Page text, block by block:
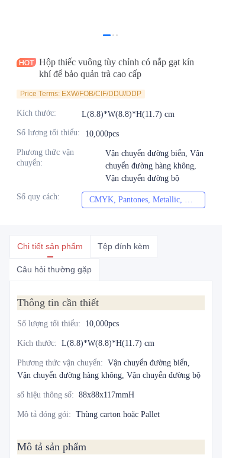
Hộp thiếc vuông tùy chỉnh có nắp gạt kín
khí để bảo quản trà cao cấp
Price Terms: EXW/FOB/CIF/DDU/DDP
Kích thước: L(8.8)*W(8.8)*H(11.7) cm
Số lượng tối thiểu: 10,000pcs
Phương thức vận
chuyển:
Vận chuyển đường biển, Vận
chuyển đường hàng không,
Vận chuyển đường bộ
Số quy cách: CMYK, Pantones, Metallic, Màu spot, v.v.
Chi tiết sản phẩm Tệp đính kèm
Câu hỏi thường gặp
Thông tin cần thiết
Số lượng tối thiểu: 10,000pcs
Kích thước: L(8.8)*W(8.8)*H(11.7) cm
Phương thức vận chuyển: Vận chuyển đường biển,
Vận chuyển đường hàng không, Vận chuyển đường bộ
số hiệu thông số: 88x88x117mmH
Mô tả đóng gói: Thùng carton hoặc Pallet
Mô tả sản phẩm